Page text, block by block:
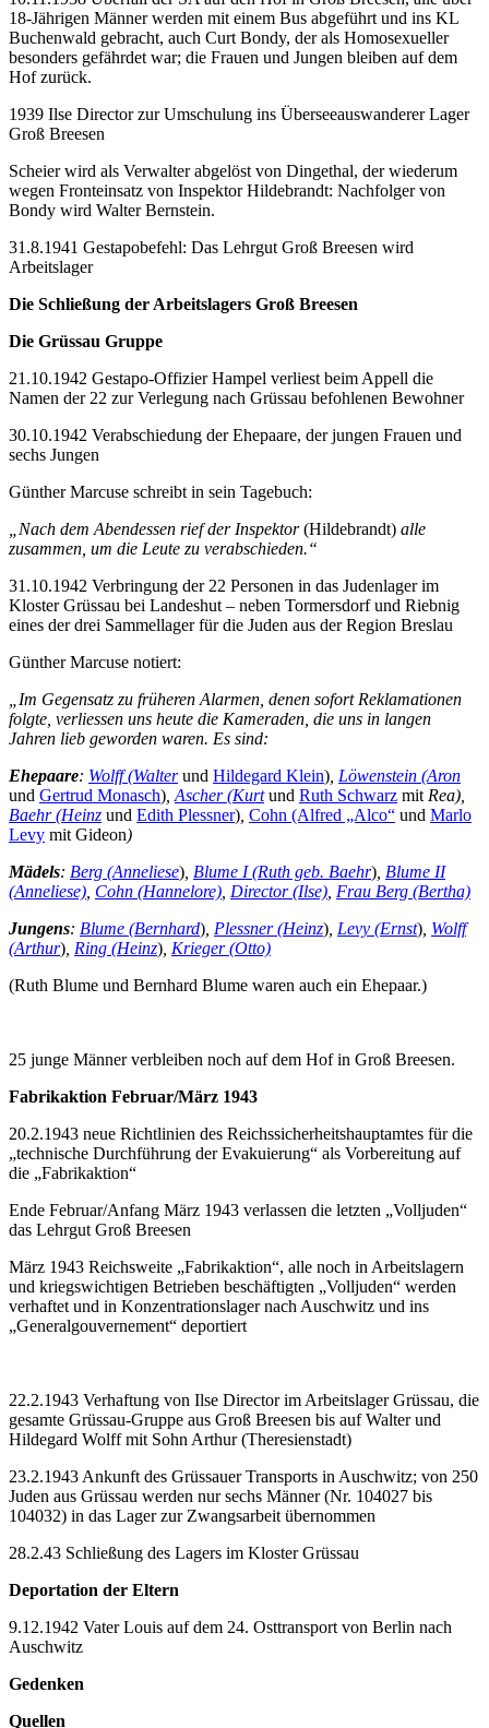
18-Jährigen Männer werden mit einem Bus abgeführt und ins KL
Buchenwald gebracht, auch Curt Bondy, der als Homosexueller
besonders gefährdet war; die Frauen und Jungen bleiben auf dem
Hof zurück.
1939 Ilse Director zur Umschulung ins Überseeauswanderer Lager
Groß Breesen
Scheier wird als Verwalter abgelöst von Dingethal, der wiederum
wegen Fronteinsatz von Inspektor Hildebrandt: Nachfolger von
Bondy wird Walter Bernstein.
31.8.1941 Gestapobefehl: Das Lehrgut Groß Breesen wird
Arbeitslager
Die Schließung der Arbeitslagers Groß Breesen
Die Grüssau Gruppe
21.10.1942 Gestapo-Offizier Hampel verliest beim Appell die
Namen der 22 zur Verlegung nach Grüssau befohlenen Bewohner
30.10.1942 Verabschiedung der Ehepaare, der jungen Frauen und
sechs Jungen
Günther Marcuse schreibt in sein Tagebuch:
„Nach dem Abendessen rief der Inspektor(Hildebrandt) alle
zusammen, um die Leute zu verabschieden.“
31.10.1942 Verbringung der 22 Personen in das Judenlager im
Kloster Grüssau bei Landeshut – neben Tormersdorf und Riebnig
eines der drei Sammellager für die Juden aus der Region Breslau
Günther Marcuse notiert:
„Im Gegensatz zu früheren Alarmen, denen sofort Reklamationen
folgte, verliessen uns heute die Kameraden, die uns in langen
Jahren lieb geworden waren. Es sind:
Ehepaare: Wolff (Walterund Hildegard Klein) Löwenstein (Aron
und Gertrud Monasch) Ascher (Kurtund Ruth Schwarz mit Rea),
Baehr (Heinz und Edith Plessner) Cohn (Alfred „Alco“ und Marlo
Levy mit Gideon)
Mädels: Berg (Anneliese) Blume I (Ruth geb. Baehr) Blume II
(Anneliese) Cohn (Hannelore) Director (Ilse) Frau Berg (Bertha)
Jungens: Blume (Bernhard) Plessner (Heinz) Levy (Ernst) Wolff
(Arthur) Ring (Heinz) Krieger (Otto)
(Ruth Blume und Bernhard Blume waren auch ein Ehepaar.)
25 junge Männer verbleiben noch auf dem Hof in Groß Breesen.
Fabrikaktion Februar/März 1943
20.2.1943 neue Richtlinien des Reichssicherheitshauptamtes für die
„technische Durchführung der Evakuierung“ als Vorbereitung auf
die „Fabrikaktion“
Ende Februar/Anfang März 1943 verlassen die letzten „Volljuden“
das Lehrgut Groß Breesen
März 1943 Reichsweite „Fabrikaktion“, alle noch in Arbeitslagern
und kriegswichtigen Betrieben beschäftigten „Volljuden“ werden
verhaftet und in Konzentrationslager nach Auschwitz und ins
„Generalgouvernement“ deportiert
22.2.1943 Verhaftung von Ilse Director im Arbeitslager Grüssau, die
gesamte Grüssau-Gruppe aus Groß Breesen bis auf Walter und
Hildegard Wolff mit Sohn Arthur (Theresienstadt)
23.2.1943 Ankunft des Grüssauer Transports in Auschwitz; von 250
Juden aus Grüssau werden nur sechs Männer (Nr. 104027 bis
104032) in das Lager zur Zwangsarbeit übernommen
28.2.43 Schließung des Lagers im Kloster Grüssau
Deportation der Eltern
9.12.1942 Vater Louis auf dem 24. Osttransport von Berlin nach
Auschwitz
Gedenken
Quellen